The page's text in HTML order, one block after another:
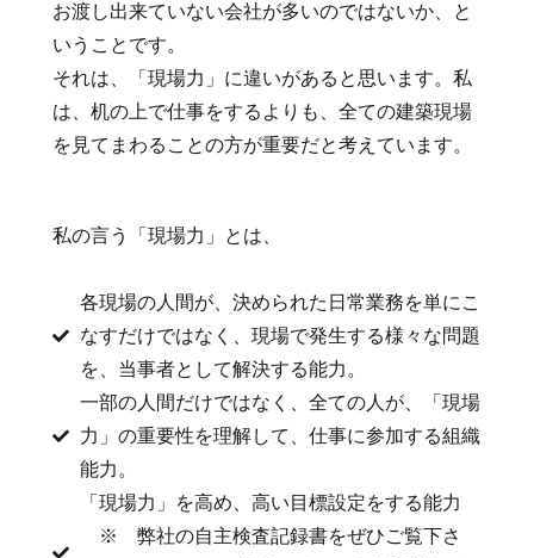
お渡し出来ていない会社が多いのではないか、と
いうことです。
それは、「現場力」に違いがあると思います。私
は、机の上で仕事をするよりも、全ての建築現場
を見てまわることの方が重要だと考えています。
私の言う「現場力」とは、
各現場の人間が、決められた日常業務を単にこ
なすだけではなく、現場で発生する様々な問題
を、当事者として解決する能力。
一部の人間だけではなく、全ての人が、「現場
力」の重要性を理解して、仕事に参加する組織
能力。
「現場力」を高め、高い目標設定をする能力
※ 弊社の自主検査記録書をぜひご覧下さ